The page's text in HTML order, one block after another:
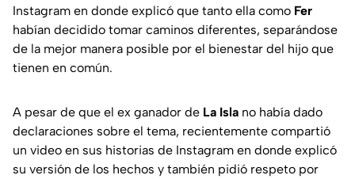
Instagram en donde explicó que tanto ella como Fer
habían decidido tomar caminos diferentes, separándose
de la mejor manera posible por el bienestar del hijo que
tienen en común.
A pesar de que el ex ganador de La Isla no había dado
declaraciones sobre el tema, recientemente compartió
un video en sus historias de Instagram en donde explicó
su versión de los hechos y también pidió respeto por